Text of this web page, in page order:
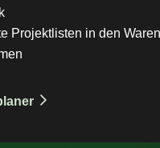
Projektlisten in den